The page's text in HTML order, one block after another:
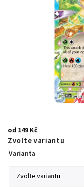
od 149 Kč
Zvolte variantu
Varianta